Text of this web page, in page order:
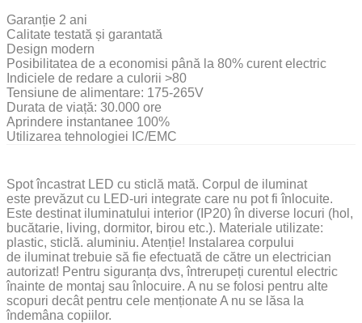
Garanție 2 ani
Calitate testată și garantată
Design modern
Posibilitatea de a economisi până la 80% curent electric
Indiciele de redare a culorii >80
Tensiune de alimentare: 175-265V
Durata de viață: 30.000 ore
Aprindere instantanee 100%
Utilizarea tehnologiei IC/EMC
Spot încastrat LED cu sticlă mată. Corpul de iluminat
este prevăzut cu LED-uri integrate care nu pot fi înlocuite.
Este destinat iluminatului interior (IP20) în diverse locuri (hol,
bucătarie, living, dormitor, birou etc.). Materiale utilizate:
plastic, sticlă. aluminiu. Atenție! Instalarea corpului
de iluminat trebuie să fie efectuată de către un electrician
autorizat! Pentru siguranța dvs, întrerupeți curentul electric
înainte de montaj sau înlocuire. A nu se folosi pentru alte
scopuri decât pentru cele menționate A nu se lăsa la
îndemâna copiilor.